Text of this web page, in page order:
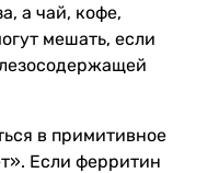
а чай, кофе,
мешать, если
в примитивное
Если ферритин